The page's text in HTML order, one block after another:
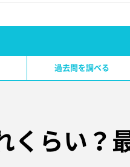
過去問を調べる
くらい？